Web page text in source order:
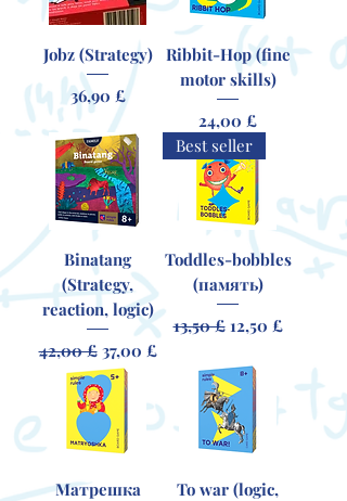
Jobz (Strategy)
Цена
36,90 £
Ribbit-Hop (fine
motor skills)
Цена
24,00 £
Binatang
(Strategy,
reaction, logic)
Обычная цена
42,00 £ Цена со скидкой
37,00 £
Best seller
Toddles-bobbles
(память)
Обычная цена
13,50 £ Цена со
12,50 £
Матрешка
To war (logic,